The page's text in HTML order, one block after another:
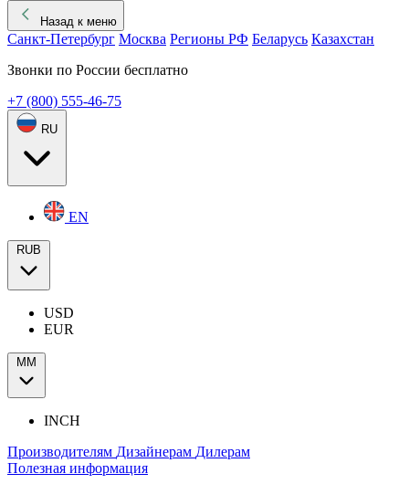
Назад к меню
Санкт-Петербург Москва Регионы РФ Беларусь Казахстан
Звонки по России бесплатно
+7 (800) 555-46-75
RU
EN
RUB
USD
EUR
ММ
INCH
Производителям Дизайнерам Дилерам
Полезная информация